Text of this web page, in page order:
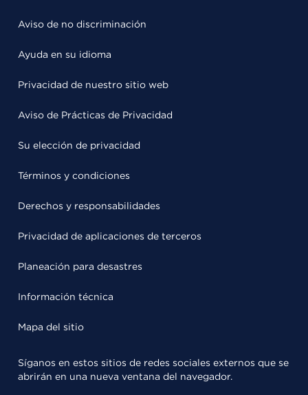
Aviso de no discriminación
Ayuda en su idioma
Privacidad de nuestro sitio web
Aviso de Prácticas de Privacidad
Su elección de privacidad
Términos y condiciones
Derechos y responsabilidades
Privacidad de aplicaciones de terceros
Planeación para desastres
Información técnica
Mapa del sitio
Síganos en estos sitios de redes sociales externos que se
abrirán en una nueva ventana del navegador.